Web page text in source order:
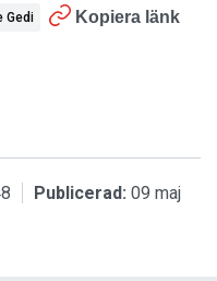
Kopiera länk
Gedi
Publicerad: 09 maj